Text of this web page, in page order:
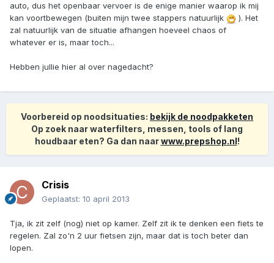
auto, dus het openbaar vervoer is de enige manier waarop ik mij
kan voortbewegen (buiten mijn twee stappers natuurlijk
). Het
zal natuurlijk van de situatie afhangen hoeveel chaos of
whatever er is, maar toch...
Hebben jullie hier al over nagedacht?
Voorbereid op noodsituaties: bekijk de noodpakketen
Op zoek naar waterfilters, messen, tools of lang
houdbaar eten? Ga dan naarwww.prepshop.nl!
Crisis
Geplaatst: 10 april 2013
Tja, ik zit zelf (nog) niet op kamer. Zelf zit ik te denken een fiets te
regelen. Zal zo'n 2 uur fietsen zijn, maar dat is toch beter dan
lopen.